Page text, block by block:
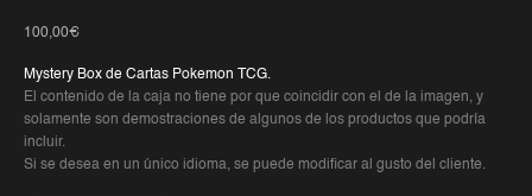
Precio de oferta
100,00€
Mystery Box de Cartas Pokemon TCG.
El contenido de la caja no tiene por que coincidir con el de la imagen, y
solamente son demostraciones de algunos de los productos que podría
incluir.
Si se desea en un único idioma, se puede modificar al gusto del cliente.